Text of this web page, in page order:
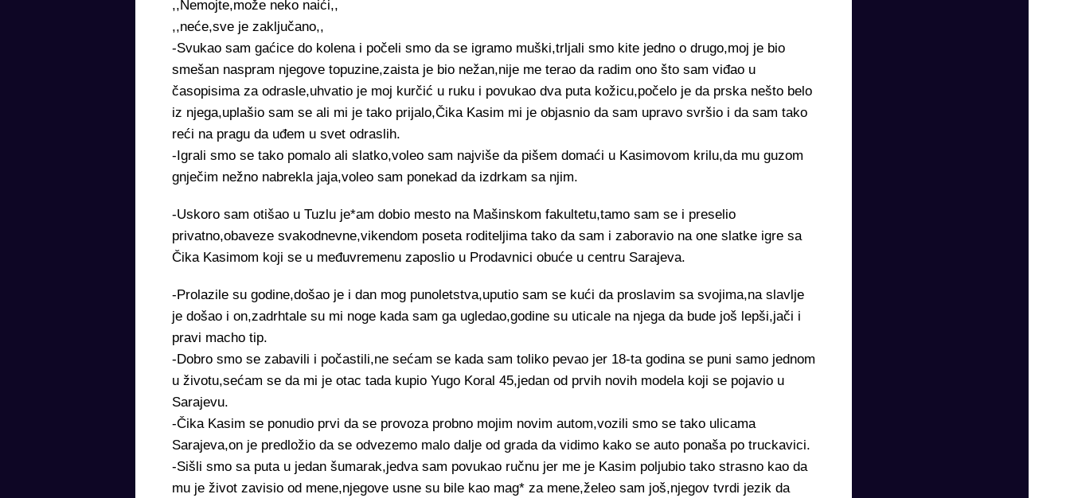
,,Nemojte,može neko naići,,
,,neće,sve je zaključano,,
-Svukao sam gaćice do kolena i počeli smo da se igramo muški,trljali smo kite jedno o drugo,moj je bio
smešan naspram njegove topuzine,zaista je bio nežan,nije me terao da radim ono što sam viđao u
časopisima za odrasle,uhvatio je moj kurčić u ruku i povukao dva puta kožicu,počelo je da prska nešto belo
iz njega,uplašio sam se ali mi je tako prijalo,Čika Kasim mi je objasnio da sam upravo svršio i da sam tako
reći na pragu da uđem u svet odraslih.
-Igrali smo se tako pomalo ali slatko,voleo sam najviše da pišem domaći u Kasimovom krilu,da mu guzom
gnječim nežno nabrekla jaja,voleo sam ponekad da izdrkam sa njim.
-Uskoro sam otišao u Tuzlu je*am dobio mesto na Mašinskom fakultetu,tamo sam se i preselio
privatno,obaveze svakodnevne,vikendom poseta roditeljima tako da sam i zaboravio na one slatke igre sa
Čika Kasimom koji se u međuvremenu zaposlio u Prodavnici obuće u centru Sarajeva.
-Prolazile su godine,došao je i dan mog punoletstva,uputio sam se kući da proslavim sa svojima,na slavlje
je došao i on,zadrhtale su mi noge kada sam ga ugledao,godine su uticale na njega da bude još lepši,jači i
pravi macho tip.
-Dobro smo se zabavili i počastili,ne sećam se kada sam toliko pevao jer 18-ta godina se puni samo jednom
u životu,sećam se da mi je otac tada kupio Yugo Koral 45,jedan od prvih novih modela koji se pojavio u
Sarajevu.
-Čika Kasim se ponudio prvi da se provoza probno mojim novim autom,vozili smo se tako ulicama
Sarajeva,on je predložio da se odvezemo malo dalje od grada da vidimo kako se auto ponaša po truckavici.
-Sišli smo sa puta u jedan šumarak,jedva sam povukao ručnu jer me je Kasim poljubio tako strasno kao da
mu je život zavisio od mene,njegove usne su bile kao mag* za mene,želeo sam još,njegov tvrdi jezik da